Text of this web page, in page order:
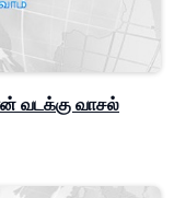
வடக்கு வாசல்